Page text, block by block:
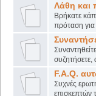
Λάθη και
Βρήκατε
πρόταση για
συζητήσετε,
F.A.Q.
Συχνές
επισκεπτών